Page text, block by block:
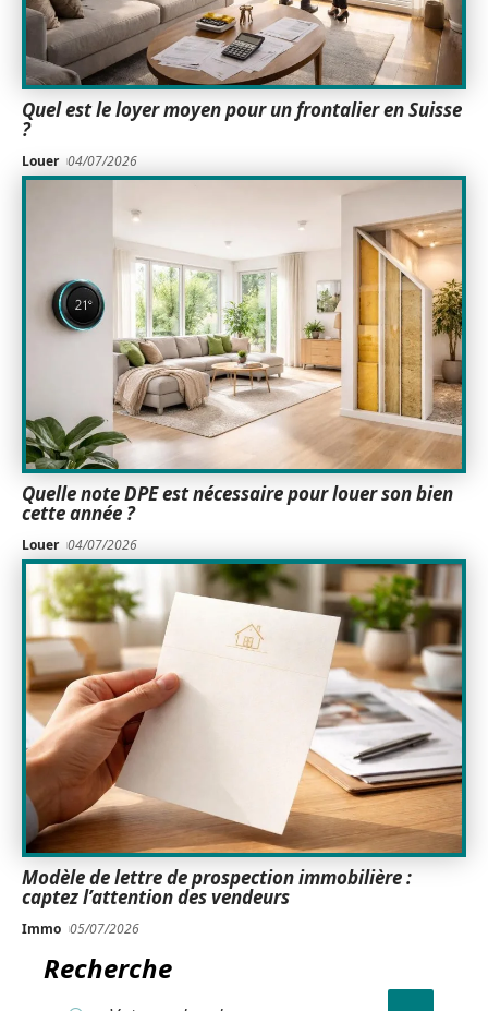
Quel est le loyer moyen pour un frontalier en Suisse
?
Louer 04/07/2026
Quelle note DPE est nécessaire pour louer son bien
cette année ?
Louer 04/07/2026
Modèle de lettre de prospection immobilière :
captez l’attention des vendeurs
Immo 05/07/2026
Recherche